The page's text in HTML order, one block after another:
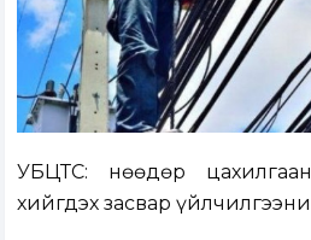
УБЦТС: Өнөөдөр
хийгдэх засвар